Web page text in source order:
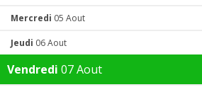
Mercredi 05 Aout
Jeudi 06 Aout
Vendredi 07 Aout